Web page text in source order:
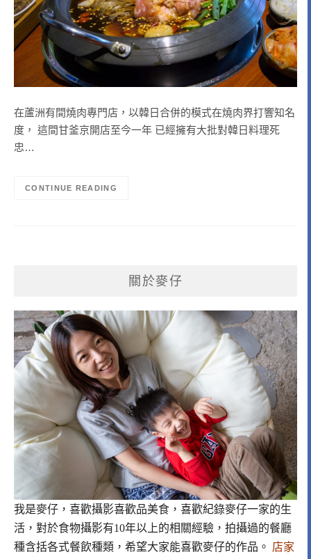
在蘆洲有間燒肉專門店，以韓日合併的模式在燒肉界打響知名
度， 這間甘釜京開店至今一年 已經擁有大批對韓日料理死
忠…
CONTINUE READING
關於麥仔
我是麥仔，喜歡攝影喜歡品美食，喜歡紀錄麥仔一家的生
活，對於食物攝影有10年以上的相關經驗，拍攝過的餐廳
種含括各式餐飲種類，希望大家能喜歡麥仔的作品。 店家